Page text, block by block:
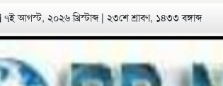
৭ই আগস্ট, ২০২৬ খ্রিস্টাব্দ | ২৩শে শ্রাবণ, ১৪৩৩ বঙ্গাব্দ